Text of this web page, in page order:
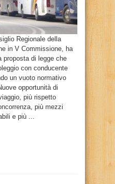
Regionale della
in V Commissione, ha
proposta di legge che
con conducente
un vuoto normativo
opportunità di
più rispetto
più mezzi
e più ...